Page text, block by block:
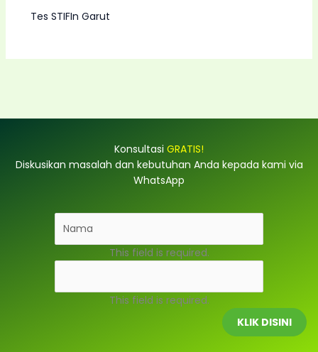
Tes STIFIn Garut
Konsultasi GRATIS!
Diskusikan masalah dan kebutuhan Anda kepada kami via
WhatsApp
This field is required.
This field is required.
KLIK DISINI